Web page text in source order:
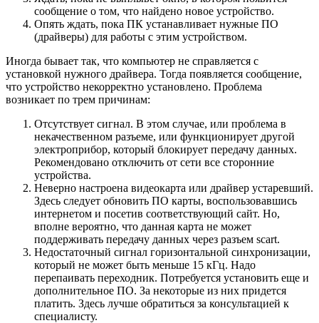
сообщение о том, что найдено новое устройство.
Опять ждать, пока ПК устанавливает нужные ПО
(драйверы) для работы с этим устройством.
Иногда бывает так, что компьютер не справляется с
установкой нужного драйвера. Тогда появляется сообщение,
что устройство некорректно установлено. Проблема
возникает по трем причинам:
Отсутствует сигнал. В этом случае, или проблема в
некачественном разъеме, или функционирует другой
электроприбор, который блокирует передачу данных.
Рекомендовано отключить от сети все сторонние
устройства.
Неверно настроена видеокарта или драйвер устаревший.
Здесь следует обновить ПО карты, воспользовавшись
интернетом и посетив соответствующий сайт. Но,
вполне вероятно, что данная карта не может
поддерживать передачу данных через разъем scart.
Недостаточный сигнал горизонтальной синхронизации,
который не может быть меньше 15 кГц. Надо
перепаивать переходник. Потребуется установить еще и
дополнительное ПО. За некоторые из них придется
платить. Здесь лучше обратиться за консультацией к
специалисту.